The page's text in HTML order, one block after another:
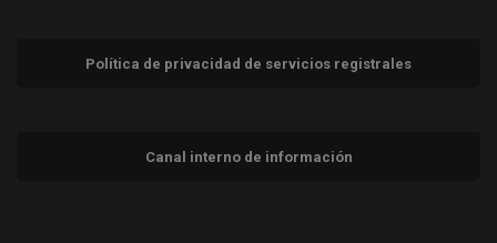
Política de privacidad de servicios registrales
Canal interno de información